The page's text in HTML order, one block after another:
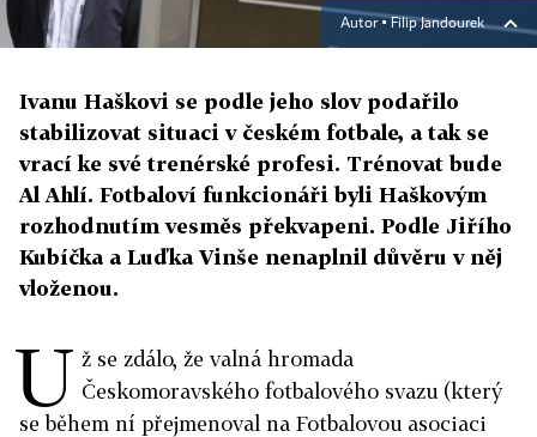
Autor ▪ Filip Jandourek
Ivanu Haškovi se podle jeho slov podařilo
stabilizovat situaci v českém fotbale, a tak se
vrací ke své trenérské profesi. Trénovat bude
Al Ahlí. Fotbaloví funkcionáři byli Haškovým
rozhodnutím vesměs překvapeni. Podle Jiřího
Kubíčka a Luďka Vinše nenaplnil důvěru v něj
vloženou.
U ž se zdálo, že valná hromada
Českomoravského fotbalového svazu (který
se během ní přejmenoval na Fotbalovou asociaci